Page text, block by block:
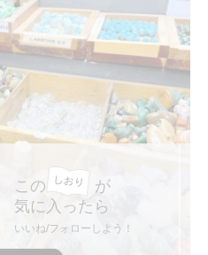
この
が
気に入ったら
いいね/フォローしよう！